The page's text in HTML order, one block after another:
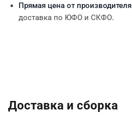
Прямая цена от производителя
доставка по ЮФО и СКФО.
Доставка и сборка